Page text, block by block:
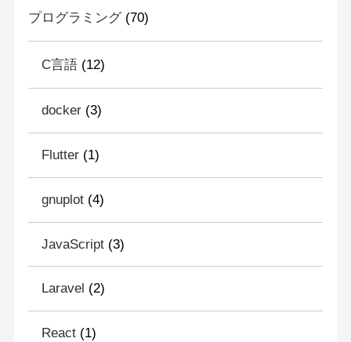
プログラミング(70)
C言語(12)
docker(3)
Flutter(1)
gnuplot(4)
JavaScript(3)
Laravel (2)
React(1)